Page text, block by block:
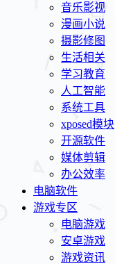
音乐影视
漫画小说
摄影修图
生活相关
学习教育
人工智能
系统工具
xposed模块
开源软件
媒体剪辑
办公效率
电脑软件
游戏专区
电脑游戏
安卓游戏
游戏资讯